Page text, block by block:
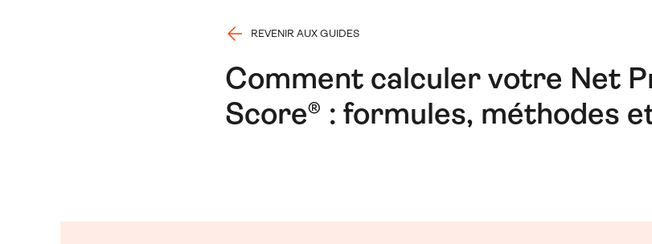
REVENIR AUX GUIDES
Comment calculer votre Net
Score® : formules, méthodes